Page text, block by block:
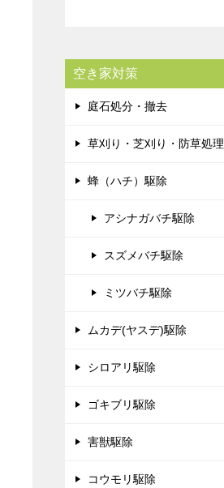
空き家対策
庭石処分・撤去
草刈り・芝刈り・防草処理
蜂（ハチ）駆除
アシナガバチ駆除
スズメバチ駆除
ミツバチ駆除
ムカデ(ヤスデ)駆除
シロアリ駆除
ゴキブリ駆除
害獣駆除
コウモリ駆除